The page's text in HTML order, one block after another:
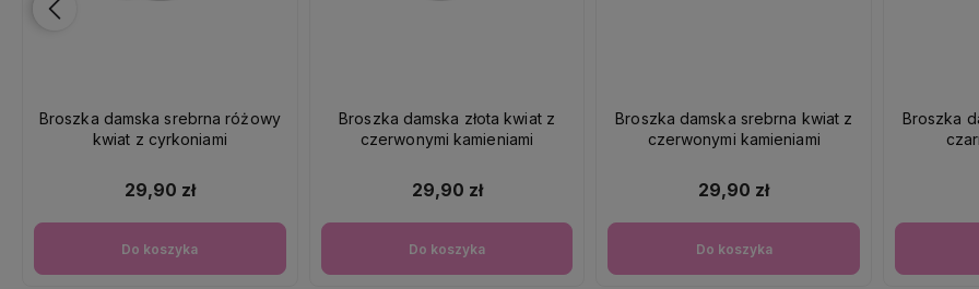
Broszka damska srebrna różowy
kwiat z cyrkoniami
29,90 zł
Do koszyka
Broszka damska złota kwiat z
czerwonymi kamieniami
29,90 zł
Do koszyka
Broszka damska srebrna kwiat z
czerwonymi kamieniami
29,90 zł
Do koszyka
Broszka